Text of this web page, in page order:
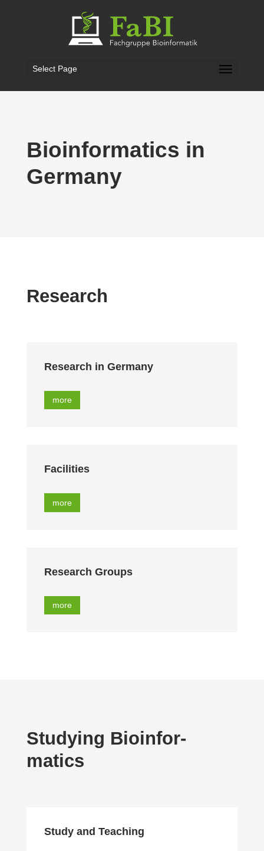
Select Page
Bioin­for­matics in
Germany
Research
Research in Germany
more
Facilities
more
Research Groups
more
Studying Bioin­for­
matics
Study and Teaching